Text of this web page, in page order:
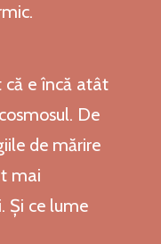
e încă atât
De
de mărire
mai
Și ce lume